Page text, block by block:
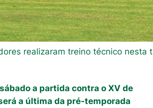
realizaram treino técnico nesta
a partida contra o XV de
a última da pré-temporada